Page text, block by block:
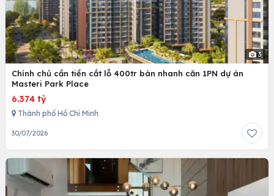
3
Chính chủ cần tiền cắt lỗ 400tr bán nhanh căn 1PN dự án
Masteri Park Place
6.374 tỷ
Thành phố Hồ Chí Minh
30/07/2026